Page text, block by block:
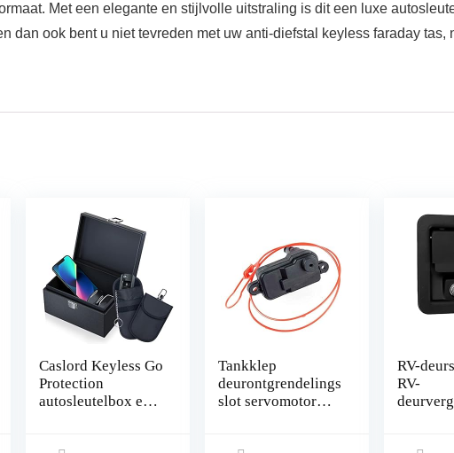
Met een elegante en stijlvolle uitstraling is dit een luxe
dan ook bent u niet tevreden met uw anti-diefstal keyless faraday
Caslord Keyless Go
Protection
autosleutelbox en
Tankklep
deurontgrendelings
slot servomotor
RV-
RV-